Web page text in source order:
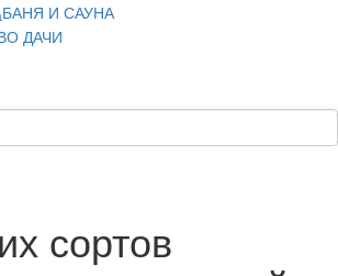
БАНЯ И САУНА
ДАЧИ
сортов